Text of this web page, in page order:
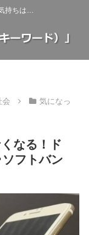
持ちは…
会
気になっ
なる！ド
フトバン